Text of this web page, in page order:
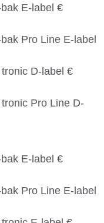
E-label €
Pro Line E-label
D-label €
Pro Line D-
E-label €
Pro Line E-label